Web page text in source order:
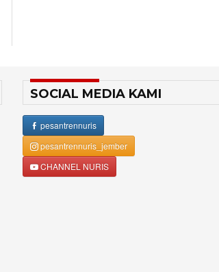
SOCIAL MEDIA KAMI
pesantrennuris
pesantrennuris_jember
CHANNEL NURIS